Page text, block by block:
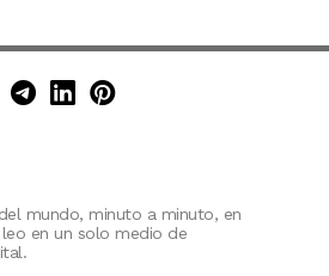
Facebook
en Instagram
en X (Twitter)
en TikTok
Canal de Minuto30 en
Minuto30 en LinkedIn
Minuto30 en
mundo, minuto a minuto, en
en un solo medio de